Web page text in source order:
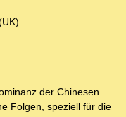
der Chinesen
Folgen, speziell für die